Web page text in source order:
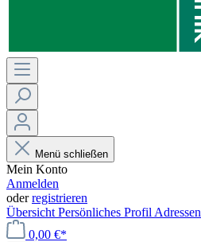
Menü schließen
Mein Konto
Anmelden
oderregistrieren
Übersicht Persönliches Profil Adressen
0,00 €*